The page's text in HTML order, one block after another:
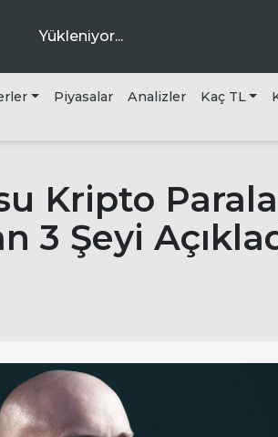
Yükleniyor...
Piyasalar Analizler Kaç TL
Kripto
3 Şeyi